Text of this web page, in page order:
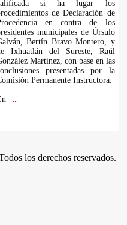
si ha lugar los
de Declaración de
en contra de los
municipales de Úrsulo
Bertín Bravo Montero, y
Ixhuatlán del Sureste, Raúl
Martínez, con base en las
presentadas por la
Permanente Instructora.
los derechos reservados.